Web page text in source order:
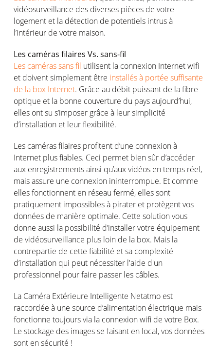
vidéosurveillance des diverses pièces de votre
logement et la détection de potentiels intrusà
l’intérieur de votre maison.
Les caméras filaires Vs. sans-fil
Les caméras sans fil utilisent la connexion Internetwifi
et doiventsimplement être installés à portée suffisante
de la box Internet. Grâce au débit puissant de lafibre
optique et la bonne couverture du paysaujourd’hui,
elles ontsu s’imposer grâce à leursimplicité
d’installation et leur flexibilité.
Les camérasfilaires profitent d’une connexionà
Internet plusfiables. Ceci permet biensûr d’accéder
aux enregistrementsainsi qu’auxvidéos entemps réel,
maisassure une connexion ininterrompue. Et comme
ellesfonctionnent en réseau fermé, ellessont
pratiquement impossibles à pirater et protègentvos
données de manière optimale. Cette solutionvous
donne aussi la possibilité d’installervotre équipement
de vidéosurveillance plus loin de la box. Mais la
contrepartie de cette fiabilité et sa complexité
d’installation qui peut nécessiter l'aide d'un
professionnel pour faire passer les câbles.
La Caméra Extérieure Intelligente Netatmo est
raccordée à une source d’alimentation électrique mais
fonctionne toujours via la connexionwifi de votre Box.
Le stockage des images se faisant en local, vos données
sont en sécurité !